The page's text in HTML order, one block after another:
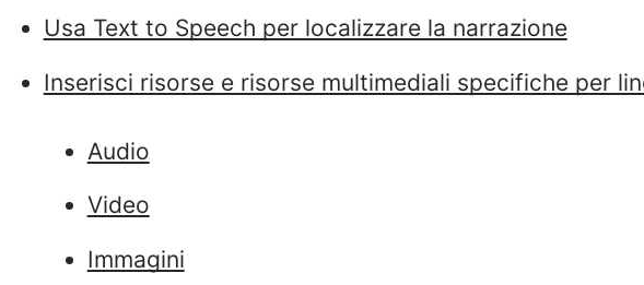
Usa Text to Speech per localizzare la narrazione
Inserisci risorse e risorse multimediali specifiche per
Audio
Video
Immagini